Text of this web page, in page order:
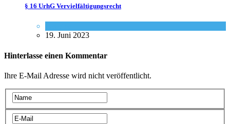
§ 16 UrhG Vervielfältigungsrecht
19. Juni 2023
Hinterlasse einen Kommentar
Ihre E-Mail Adresse wird nicht veröffentlicht.